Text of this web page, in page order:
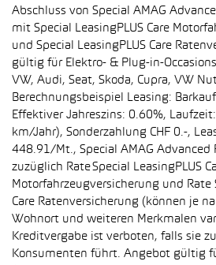
Abschluss von Special AMAG
mit Special LeasingPLUS Care
und Special LeasingPLUS Care
gültig für Elektro- & Plug-in-
VW, Audi, Seat, Skoda, Cupra, VW
Berechnungsbeispiel Leasing:
Effektiver Jahreszins: 0.60%,
km/Jahr), Sonderzahlung CHF 0.-,
448.91/Mt., Special AMAG Advanced
zuzüglich Rate Special LeasingPLUS
Motorfahrzeugversicherung und Rate
Care Ratenversicherung (können je
Wohnort und weiteren Merkmalen
Kreditvergabe ist verboten, falls sie
Konsumenten führt. Angebot gültig